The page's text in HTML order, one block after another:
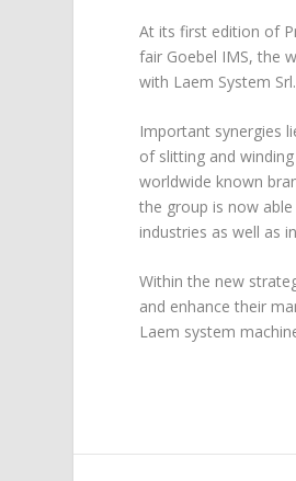
At its first edition of
fair Goebel IMS, the
with Laem System Srl.
Important synergies
of slitting and
worldwide known
the group is now
industries as well as
Within the new
and enhance their
Laem system